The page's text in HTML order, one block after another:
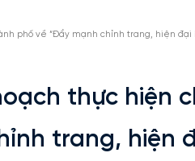
phố về “Đẩy mạnh chỉnh trang, hiện
thực hiện
trang, hiện